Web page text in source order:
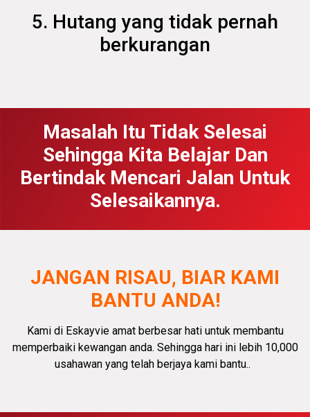
5. Hutang yang tidak pernah
berkurangan
Masalah Itu Tidak Selesai
Sehingga Kita Belajar Dan
Bertindak Mencari Jalan Untuk
Selesaikannya.
JANGAN RISAU, BIAR KAMI
BANTU ANDA!
Kami di Eskayvie amat berbesar hati untuk membantu
memperbaiki kewangan anda. Sehingga hari ini lebih 10,000
usahawan yang telah berjaya kami bantu..